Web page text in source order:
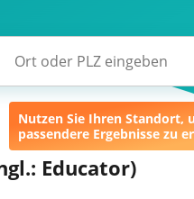
Nutzen Sie Ihren Standort,
passendere Ergebnisse zu
Educator)